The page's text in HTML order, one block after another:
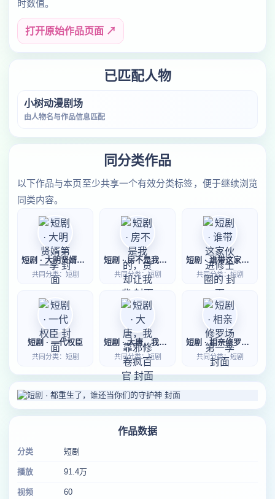
时数值。
打开原始作品页面 ↗
已匹配人物
小树动漫剧场
由人物名与作品信息匹配
同分类作品
以下作品与本页至少共享一个有效分类标签，便于继续浏览
同类内容。
短剧 · 大明贤婿第一季
共同分类：短剧
短剧 · 房不是我的，贷却让我背
共同分类：短剧
短剧 · 谁带这家伙进修士圈的
共同分类：短剧
短剧 · 一代权臣
共同分类：短剧
短剧 · 大唐，我靠邪修卷疯百官
共同分类：短剧
短剧 · 相亲修罗场第一季
共同分类：短剧
作品数据
分类 短剧
播放 91.4万
视频 60